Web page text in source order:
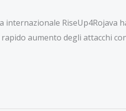
aumento degli attacchi